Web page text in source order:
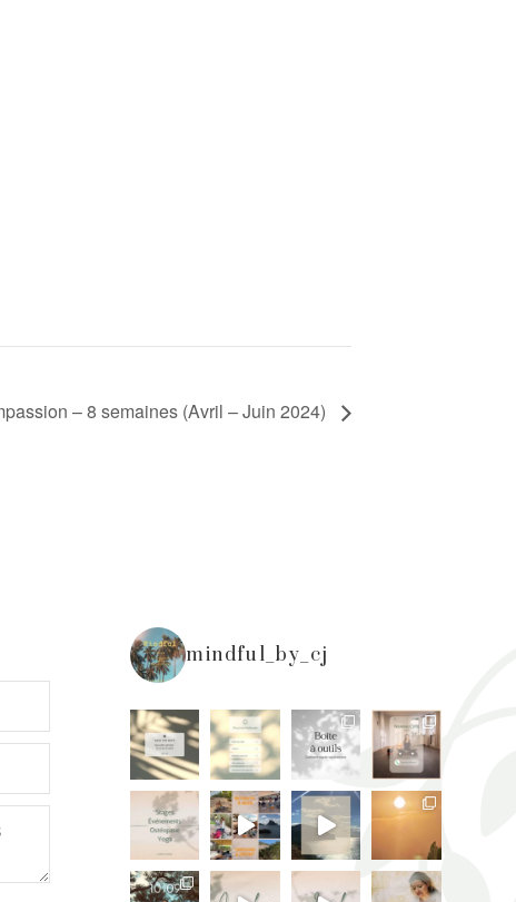
– 8 semaines (Avril – Juin 2024)
mindful_by_cj